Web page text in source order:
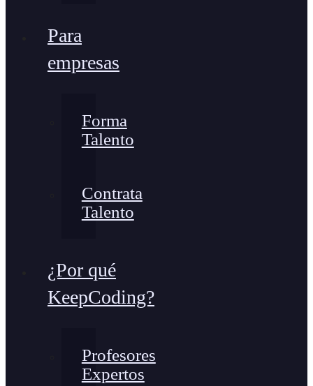
Para
empresas
Forma
Talento
Contrata
Talento
¿Por qué
KeepCoding?
Profesores
Expertos